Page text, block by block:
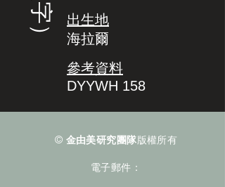
出生地
海拉爾
參考資料
DYYWH 158
© 金由美研究團隊版權所有
電子郵件：